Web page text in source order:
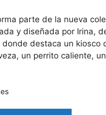
parte de la nueva
y diseñada por Irina,
donde destaca un kiosco
un perrito caliente,